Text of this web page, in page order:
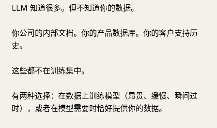
LLM 知道很多。但不知道你的数据。
你公司的内部文档。你的产品数据库。你的客户支持历
史。
这些都不在训练集中。
有两种选择：在数据上训练模型（昂贵、缓慢、瞬间过
时），或者在模型需要时恰好提供你的数据。